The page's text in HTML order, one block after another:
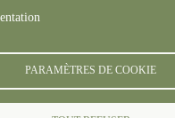
PARAMÈTRES DE COOKIE